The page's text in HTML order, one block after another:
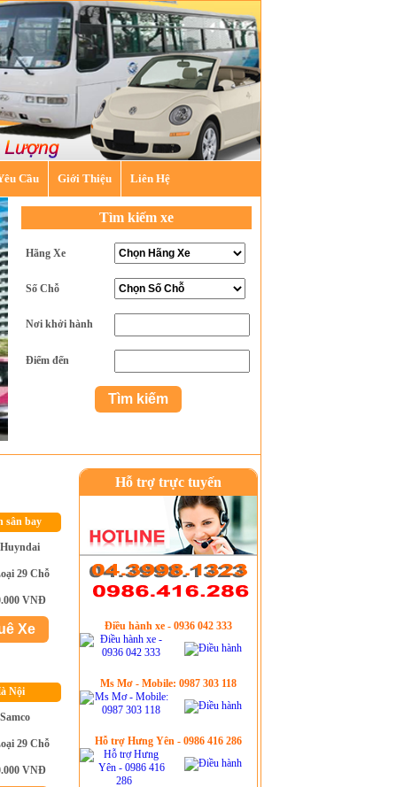
Cầu Giới Thiệu Liên Hệ
Tìm kiếm xe
Hãng Xe
Số Chỗ
Nơi khởi hành
Điểm đến
sân bay
Huyndai
29 Chỗ
VNĐ
Nội
Samco
29 Chỗ
VNĐ
Hỗ trợ trực tuyến
Điều hành xe - 0936 042 333
Ms Mơ - Mobile: 0987 303 118
Hỗ trợ Hưng Yên - 0986 416 286